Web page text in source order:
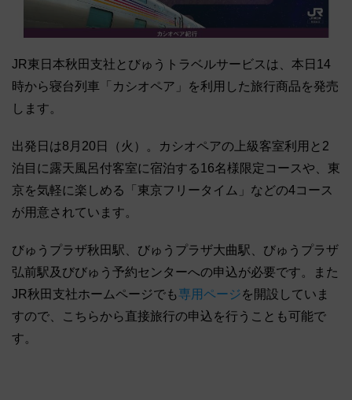
JR東日本秋田支社とびゅうトラベルサービスは、本日14
時から寝台列車「カシオペア」を利用した旅行商品を発売
します。
出発日は8月20日（火）。カシオペアの上級客室利用と2
泊目に露天風呂付客室に宿泊する16名様限定コースや、東
京を気軽に楽しめる「東京フリータイム」などの4コース
が用意されています。
びゅうプラザ秋田駅、びゅうプラザ大曲駅、びゅうプラザ
弘前駅及びびゅう予約センターへの申込が必要です。また
JR秋田支社ホームページでも専用ページを開設していま
すので、こちらから直接旅行の申込を行うことも可能で
す。